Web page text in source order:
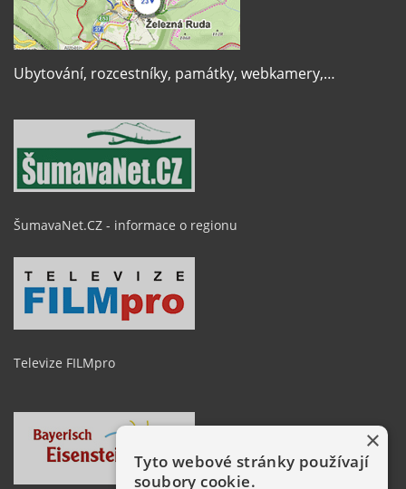
Ubytování, rozcestníky, památky, webkamery,…
ŠumavaNet.CZ - informace o regionu
Televize FILMpro
×
Tyto webové stránky používají
soubory cookie.